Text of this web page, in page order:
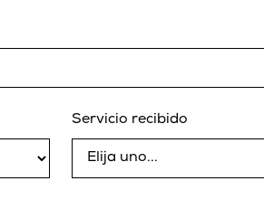
Servicio recibido